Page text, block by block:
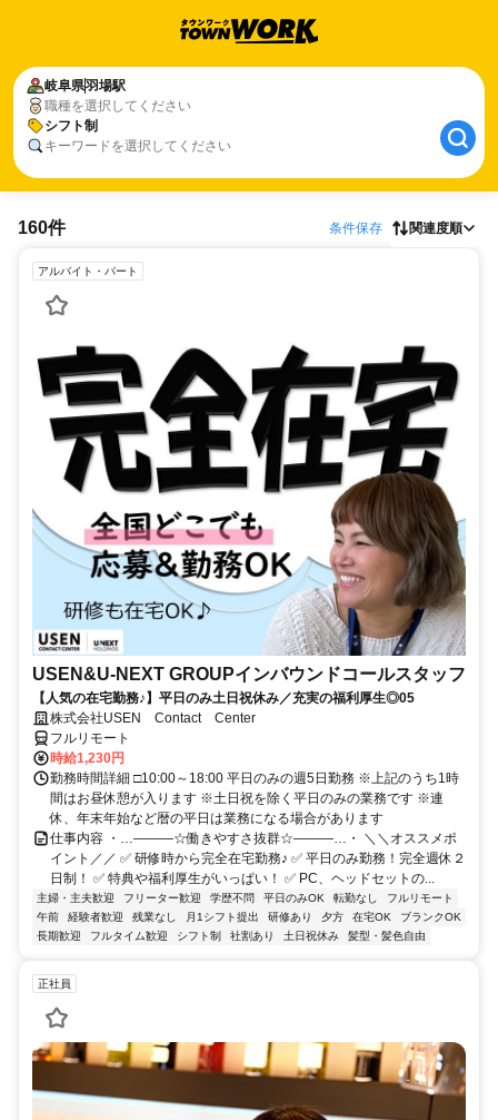
岐阜県羽場駅
職種を選択してください
シフト制
キーワードを選択してください
160件 条件保存 関連度順
アルバイト・パート
USEN&U-NEXT GROUPインバウンドコールスタッフ
【人気の在宅勤務♪】平日のみ土日祝休み／充実の福利厚生◎05
株式会社USEN Contact Center
フルリモート
時給1,230円
勤務時間詳細 □10:00～18:00 平日のみの週5日勤務 ※上記のうち1時
間はお昼休憩が入ります ※土日祝を除く平日のみの業務です ※連
休、年末年始など暦の平日は業務になる場合があります
仕事内容 ・…―――☆働きやすさ抜群☆―――…・ ＼＼オススメポ
イント／／ ✅ 研修時から完全在宅勤務♪ ✅ 平日のみ勤務！完全週休２
日制！ ✅ 特典や福利厚生がいっぱい！ ✅ PC、ヘッドセットの...
主婦・主夫歓迎 フリーター歓迎 学歴不問 平日のみOK 転勤なし
フルリモート
午前
経験者歓迎 残業なし 月1シフト提出 研修あり 夕方 在宅OK
ブランクOK
長期歓迎
フルタイム歓迎 シフト制 社割あり 土日祝休み 髪型・髪色自由
正社員